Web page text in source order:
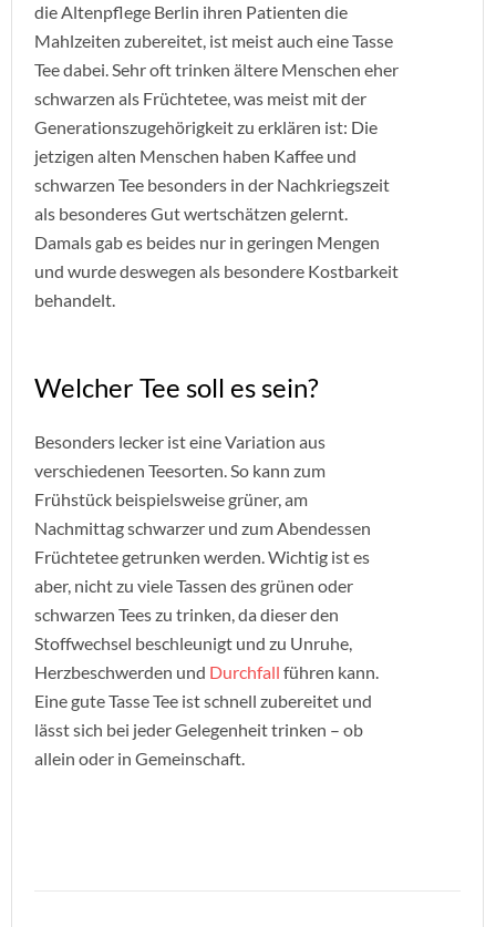
die Altenpflege Berlin ihren Patienten die
Mahlzeiten zubereitet, ist meist auch eine Tasse
Tee dabei. Sehr oft trinken ältere Menschen eher
schwarzen als Früchtetee, was meist mit der
Generationszugehörigkeit zu erklären ist: Die
jetzigen alten Menschen haben Kaffee und
schwarzen Tee besonders in der Nachkriegszeit
als besonderes Gut wertschätzen gelernt.
Damals gab es beides nur in geringen Mengen
und wurde deswegen als besondere Kostbarkeit
behandelt.
Welcher Tee soll es sein?
Besonders lecker ist eine Variation aus
verschiedenen Teesorten. So kann zum
Frühstück beispielsweise grüner, am
Nachmittag schwarzer und zum Abendessen
Früchtetee getrunken werden. Wichtig ist es
aber, nicht zu viele Tassen des grünen oder
schwarzen Tees zu trinken, da dieser den
Stoffwechsel beschleunigt und zu Unruhe,
Herzbeschwerden und Durchfall führen kann.
Eine gute Tasse Tee ist schnell zubereitet und
lässt sich bei jeder Gelegenheit trinken – ob
allein oder in Gemeinschaft.